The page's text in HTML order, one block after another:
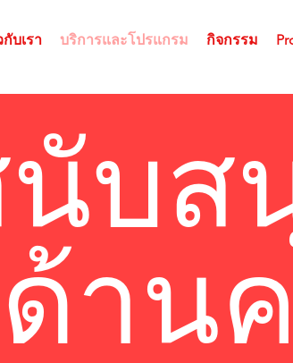
กับเรา บริการและโปรแกรม กิจกรรม
นับส
าน